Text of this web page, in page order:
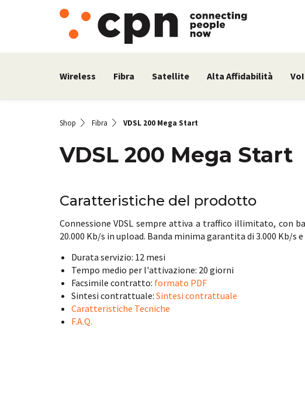
Wireless Fibra Satellite Alta Affidabilità
Shop Fibra VDSL 200 Mega Start
VDSL 200 Mega Start
Caratteristiche del prodotto
Connessione VDSL sempre attiva a traffico illimitato, con
20.000 Kb/s in upload. Banda minima garantita di 3.000 Kb/s
Durata servizio: 12 mesi
Tempo medio per l'attivazione: 20 giorni
Facsimile contratto: formato PDF
Sintesi contrattuale: Sintesi contrattuale
Caratteristiche Tecniche
F.A.Q.